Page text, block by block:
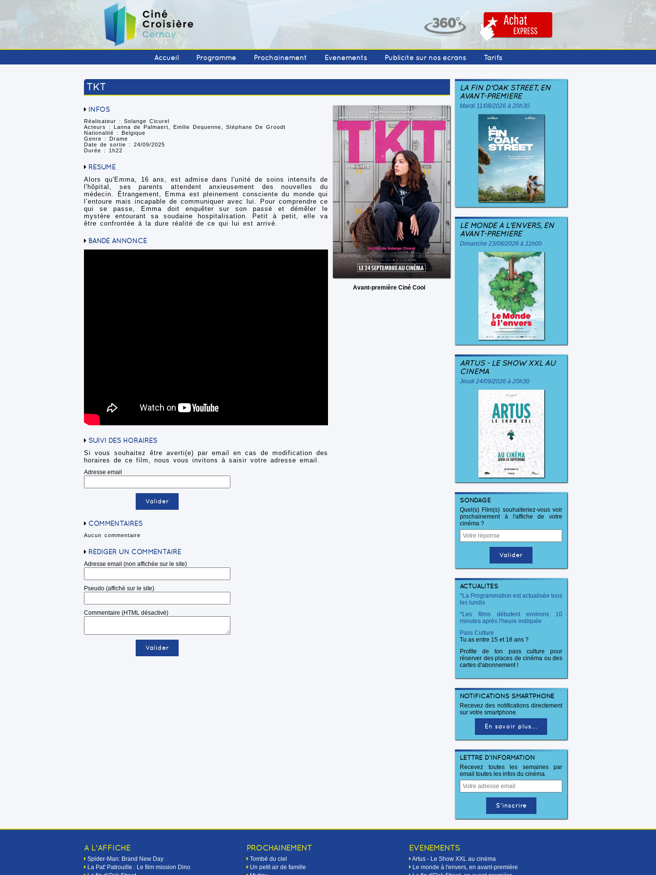
Accueil Programme Prochainement Événements Publicité sur nos écrans Tarifs
TKT
Avant-première Ciné Cool
INFOS
Réalisateur : Solange Cicurel
Acteurs : Lanna de Palmaert, Emilie Dequenne, Stéphane De Groodt
Nationalité : Belgique
Genre : Drame
Date de sortie : 24/09/2025
Durée : 1h22
RÉSUMÉ
Alors qu'Emma, 16 ans, est admise dans l'unité de soins intensifs de
l'hôpital, ses parents attendent anxieusement des nouvelles du
médecin. Étrangement, Emma est pleinement consciente du monde qui
l’entoure mais incapable de communiquer avec lui. Pour comprendre ce
qui se passe, Emma doit enquêter sur son passé et démêler le
mystère entourant sa soudaine hospitalisation. Petit à petit, elle va
être confrontée à la dure réalité de ce qui lui est arrivé.
BANDE ANNONCE
SUIVI DES HORAIRES
Si vous souhaitez être averti(e) par email en cas de modification des
horaires de ce film, nous vous invitons à saisir votre adresse email.
Adresse email
COMMENTAIRES
Aucun commentaire
RÉDIGER UN COMMENTAIRE
Adresse email (non affichée sur le site)
Pseudo (affiché sur le site)
Commentaire (HTML désactivé)
LA FIN D'OAK STREET, EN
AVANT-PREMIÈRE
Mardi 11/08/2026 à 20h30
LE MONDE À L'ENVERS, EN
AVANT-PREMIÈRE
Dimanche 23/08/2026 à 11h00
ARTUS - LE SHOW XXL AU
CINÉMA
Jeudi 24/09/2026 à 20h30
SONDAGE
Quel(s) Film(s) souhaiteriez-vous voir
prochainement à l'affiche de votre
cinéma ?
ACTUALITÉS
*La Programmation est actualisée tous
les lundis
*Les films débutent environs 10
minutes après l'heure indiquée
Pass Culture
Tu as entre 15 et 18 ans ?
Profite de ton pass culture pour
réserver des places de cinéma ou des
cartes d'abonnement !
NOTIFICATIONS SMARTPHONE
Recevez des notifications directement
sur votre smartphone.
En savoir plus...
LETTRE D'INFORMATION
Recevez toutes les semaines par
email toutes les infos du cinéma.
A L'AFFICHE
Spider-Man: Brand New Day
La Pat' Patrouille : Le film mission Dino
PROCHAINEMENT
Tombé du ciel
Un petit air de famille
EVÉNEMENTS
Artus - Le Show XXL au cinéma
Le monde à l'envers, en avant-première